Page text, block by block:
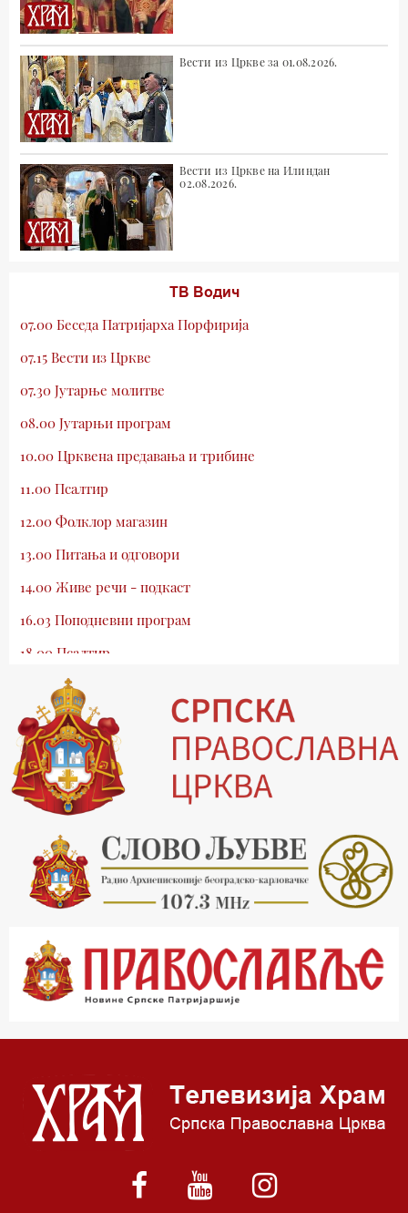
Вести из Цркве за 01.08.2026.
Вести из Цркве на Илиндан
02.08.2026.
ТВ Водич
07.00 Беседа Патријарха Порфирија
07.15 Вести из Цркве
07.30 Јутарње молитве
08.00 Јутарњи програм
10.00 Црквена предавања и трибине
11.00 Псалтир
12.00 Фолклор магазин
13.00 Питања и одговори
14.00 Живе речи - подкаст
16.03 Поподневни програм
18.00 Псалтир
19.03 Млади у Цркви
19.30 Вечерње молитве
20.00 Вести из Цркве
20.15 Реч архијереја
20.30 Хроника Архиепископије
21.03 Врлинослов
22.03 Црквена предавања и трибине
23.00 Питања и одговори
00.03 Црквена предавања и трибине
01.03 Живе речи - подкаст
*најважније вести емитујемо на сваки пун сат